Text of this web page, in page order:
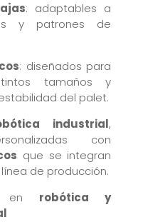
: adaptables a
y patrones de
: diseñados para
tamaños y
del palet.
industrial,
con
que se integran
de producción.
en robótica y